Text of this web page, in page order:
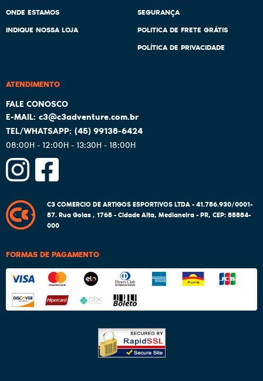
ONDE ESTAMOS
INDIQUE NOSSA LOJA
SEGURANÇA
POLITICA DE FRETE GRÁTIS
POLÍTICA DE PRIVACIDADE
ATENDIMENTO
(45)99138-6424
08:00H - 12:00H - 13:30H - 18:00H
c3@c3adventure.com.br
C3 COMERCIO DE ARTIGOS ESPORTIVOS LTDA - 41.756.930/0001-
57.Rua Goias , 1765-Cidade Alta, Medianeira-PR, CEP: 85884-
000
FORMAS DE PAGAMENTO